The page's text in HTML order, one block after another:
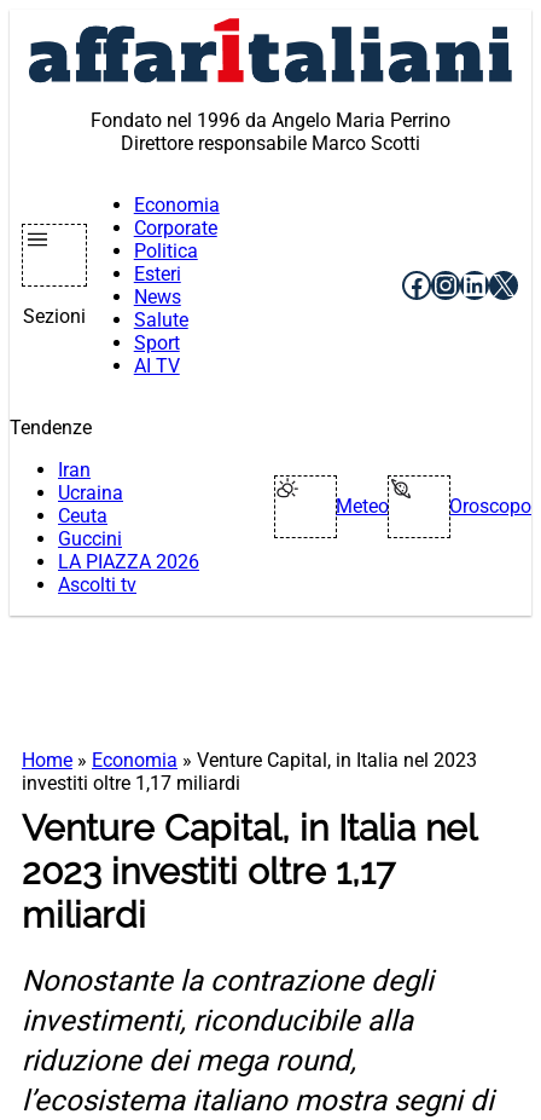
contenuto
Fondato nel 1996 da Angelo Maria Perrino
Direttore responsabile Marco Scotti
Sezioni
Economia
Corporate
Politica
Esteri
News
Salute
Sport
AI TV
Facebook
X
Tendenze
Iran
Ucraina
Ceuta
Guccini
LA PIAZZA 2026
Ascolti tv
Meteo Oroscopo
Home » Economia » Venture Capital, in Italia nel 2023
investiti oltre 1,17 miliardi
Venture Capital, in Italia nel
2023 investiti oltre 1,17
miliardi
Nonostante la contrazione degli
investimenti, riconducibile alla
riduzione dei mega round,
l’ecosistema italiano mostra segni di